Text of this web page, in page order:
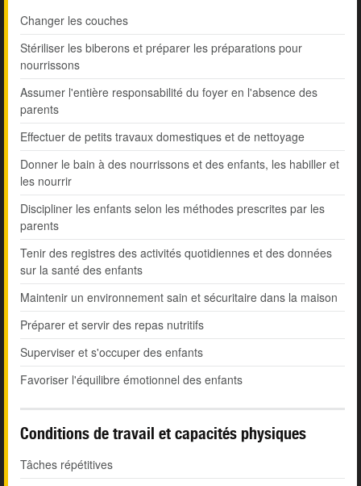
Changer les couches
Stériliser les biberons et préparer les préparations pour
nourrissons
Assumer l'entière responsabilité du foyer en l'absence des
parents
Effectuer de petits travaux domestiques et de nettoyage
Donner le bain à des nourrissons et des enfants, les habiller et
les nourrir
Discipliner les enfants selon les méthodes prescrites par les
parents
Tenir des registres des activités quotidiennes et des données
sur la santé des enfants
Maintenir un environnement sain et sécuritaire dans la maison
Préparer et servir des repas nutritifs
Superviser et s'occuper des enfants
Favoriser l'équilibre émotionnel des enfants
Conditions de travail et capacités physiques
Tâches répétitives